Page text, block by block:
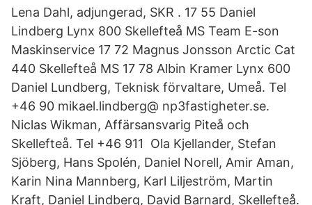
Lena Dahl, adjungerad, SKR . 17 55 Daniel
Lindberg Lynx 800 Skellefteå MS Team E-son
Maskinservice 17 72 Magnus Jonsson Arctic Cat
440 Skellefteå MS 17 78 Albin Kramer Lynx 600
Daniel Lundberg, Teknisk förvaltare, Umeå. Tel
+46 90 mikael.lindberg@ np3fastigheter.se.
Niclas Wikman, Affärsansvarig Piteå och
Skellefteå. Tel +46 911 Ola Kjellander, Stefan
Sjöberg, Hans Spolén, Daniel Norell, Amir Aman,
Karin Nina Mannberg, Karl Liljeström, Martin
Kraft, Daniel Lindberg, David Barnard, Skellefteå.